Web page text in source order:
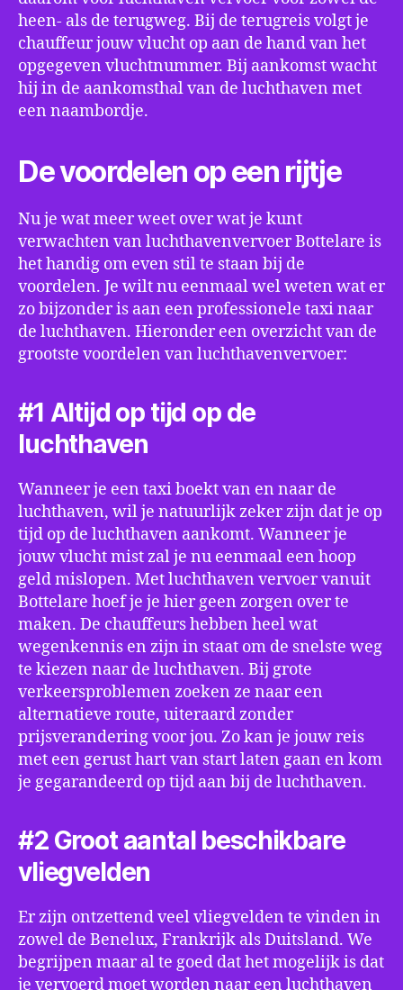
heen- als de terugweg. Bij de terugreis volgt je
chauffeur jouw vlucht op aan de hand van het
opgegeven vluchtnummer. Bij aankomst wacht
hij in de aankomsthal van de luchthaven met
een naambordje.
De voordelen op een rijtje
Nu je wat meer weet over wat je kunt
verwachten van luchthavenvervoer Bottelare is
het handig om even stil te staan bij de
voordelen. Je wilt nu eenmaal wel weten wat er
zo bijzonder is aan een professionele taxi naar
de luchthaven. Hieronder een overzicht van de
grootste voordelen van luchthavenvervoer:
#1 Altijd op tijd op de
luchthaven
Wanneer je een taxi boekt van en naar de
luchthaven, wil je natuurlijk zeker zijn dat je op
tijd op de luchthaven aankomt. Wanneer je
jouw vlucht mist zal je nu eenmaal een hoop
geld mislopen. Met luchthaven vervoer vanuit
Bottelare hoef je je hier geen zorgen over te
maken. De chauffeurs hebben heel wat
wegenkennis en zijn in staat om de snelste weg
te kiezen naar de luchthaven. Bij grote
verkeersproblemen zoeken ze naar een
alternatieve route, uiteraard zonder
prijsverandering voor jou. Zo kan je jouw reis
met een gerust hart van start laten gaan en kom
je gegarandeerd op tijd aan bij de luchthaven.
#2 Groot aantal beschikbare
vliegvelden
Er zijn ontzettend veel vliegvelden te vinden in
zowel de Benelux, Frankrijk als Duitsland. We
begrijpen maar al te goed dat het mogelijk is dat
je vervoerd moet worden naar een luchthaven